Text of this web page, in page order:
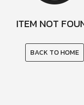
ITEM NOT
BACK TO HOME